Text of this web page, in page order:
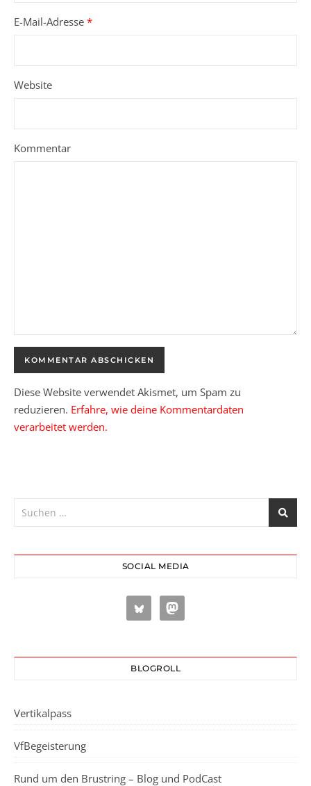
E-Mail-Adresse *
Website
Kommentar
Diese Website verwendet Akismet, um Spam zu
reduzieren. Erfahre, wie deine Kommentardaten
verarbeitet werden.
SOCIAL MEDIA
BLOGROLL
Vertikalpass
VfBegeisterung
Rund um den Brustring – Blog und PodCast